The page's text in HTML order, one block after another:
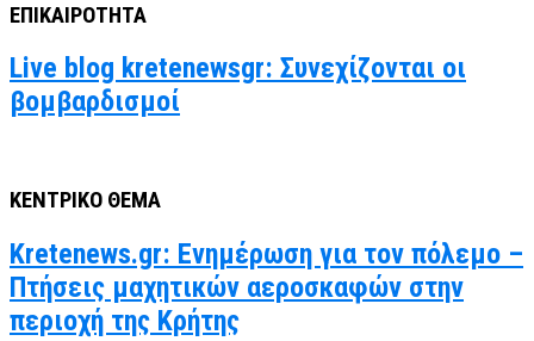
ΕΠΙΚΑΙΡΟΤΗΤΑ
Live blog kretenewsgr: Συνεχίζονται οι
βομβαρδισμοί
ΚΕΝΤΡΙΚΟ ΘΕΜΑ
Kretenews.gr: Ενημέρωση για τον πόλεμο –
Πτήσεις μαχητικών αεροσκαφών στην
περιοχή της Κρήτης